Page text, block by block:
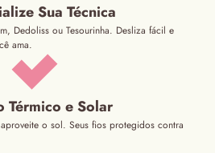
Sua Técnica
Dedoliss ou Tesourinha. Desliza fácil e
ama.
Térmico e Solar
o sol. Seus fios protegidos contra